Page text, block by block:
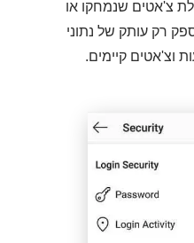
צ'אטים שנמחקו או
רק עותק של נתוני
וצ'אטים קיימים.